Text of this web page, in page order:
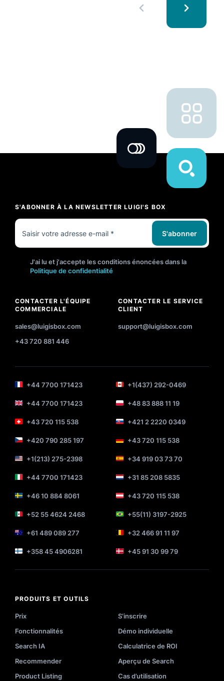
S'ABONNER À LA NEWSLETTER LUIGI'S BOX
S'abonner
J'ai lu et j'accepte les conditions énoncées dans la
Politique de confidentialité
CONTACTER L'ÉQUIPE
COMMERCIALE
sales@luigisbox.com
+43 720 881 446
CONTACTER LE SERVICE
CLIENT
support@luigisbox.com
+44 7700 171423 +1(437) 292-0469
+44 7700 171423 +48 83 888 11 19
+43 720 115 538 +421 2 2220 0349
+420 790 285 197 +43 720 115 538
+1(213) 275-2398 +34 919 03 73 70
+44 7700 171423 +31 85 208 5835
+46 10 884 8061 +43 720 115 538
+52 55 4624 2468 +55(11) 3197-2925
+61 489 089 277 +32 466 91 11 97
+358 45 4906281 +45 91 30 99 79
PRODUITS ET OUTILS
Prix
S’inscrire
Fonctionnalités
Démo individuelle
Search IA
Calculatrice de ROI
Recommender
Aperçu de Search
Product Listing
Cas d’utilisation